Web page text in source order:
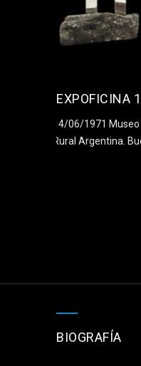
EXPOFICINA
14/06/1971
Rural Argentina.
BIOGRAFÍA